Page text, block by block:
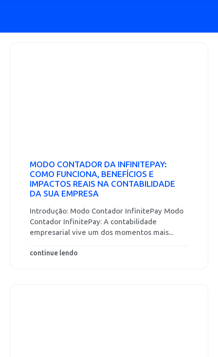
MODO CONTADOR DA INFINITEPAY:
COMO FUNCIONA, BENEFÍCIOS E
IMPACTOS REAIS NA CONTABILIDADE
DA SUA EMPRESA
Introdução: Modo Contador InfinitePay Modo
Contador InfinitePay: A contabilidade
empresarial vive um dos momentos mais...
continue lendo